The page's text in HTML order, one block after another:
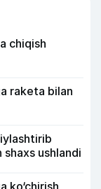
chiqish
raketa bilan
shaxs ushlandi